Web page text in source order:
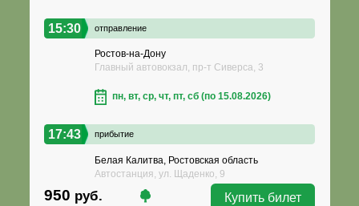
15:30 отправление
Ростов-на-Дону
Главный автовокзал, пр-т Сиверса, 3
пн, вт, ср, чт, пт, сб (по 15.08.2026)
17:43 прибытие
Белая Калитва, Ростовская область
Автостанция, ул. Щаденко, 9
950 руб. Купить билет